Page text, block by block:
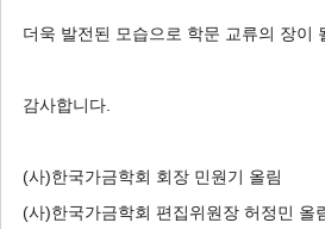
적요
능력 및 배아 발생 능력에 미치는 영향을
어 길이와 자식의 생산능력 및 자식의 텔
더욱 발전된 모습으로 학문 교류의 장이
감사합니다.
(사)한국가금학회 회장 민원기 올림
(사)한국가금학회 편집위원장 허정민 올